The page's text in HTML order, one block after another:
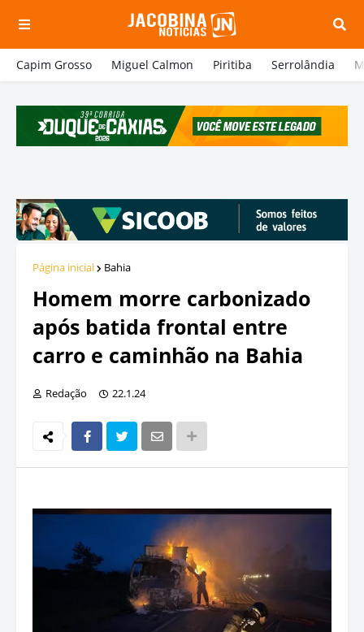
Capim Grosso Miguel Calmon Piritiba Serrolândia
Página inicial Bahia
Homem morre carbonizado
após batida frontal entre
carro e caminhão na Bahia
Redação 22.1.24